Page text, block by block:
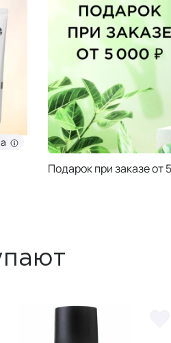
Подарок при заказе от